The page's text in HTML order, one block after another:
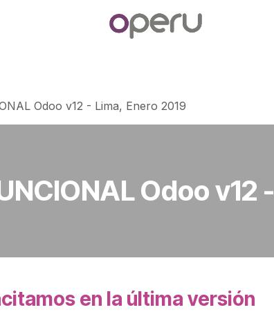
Odoo v12 - Lima, Enero 2019
Odoo v12 -
en la última versión